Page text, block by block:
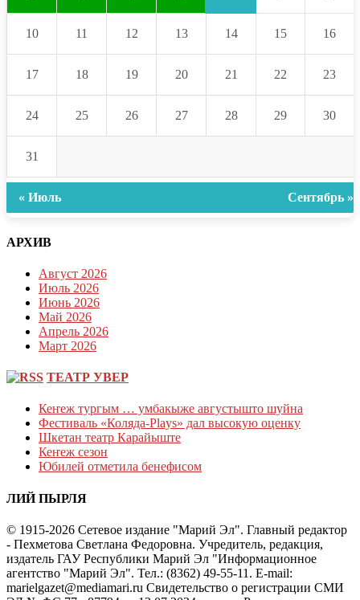
10 11 12 13 14 15 16
17 18 19 20 21 22 23
24 25 26 27 28 29 30
31
« Июль Сентябрь »
АРХИВ
Август 2026
Июль 2026
Июнь 2026
Май 2026
Апрель 2026
Март 2026
ТЕАТР УВЕР
Кеҥеж тургым … умбакыже августышто шуйна
Фестиваль «Коляда-Plays» дал высокую оценку
Шкетан театр Карайыште
Кеҥеж сезон
Юбилей отметила бенефисом
ЛИЙ ПЫРЛЯ
© 1915-2026 Сетевое издание "Марий Эл". Главный редактор
- Пехметова Светлана Федоровна. Учредитель, редакция,
издатель ГАУ Республики Марий Эл "Информационное
агентство "Марий Эл". Тел.: (8362) 49-55-11. E-mail:
marielgazet@mediamari.ru Свидетельство о регистрации СМИ